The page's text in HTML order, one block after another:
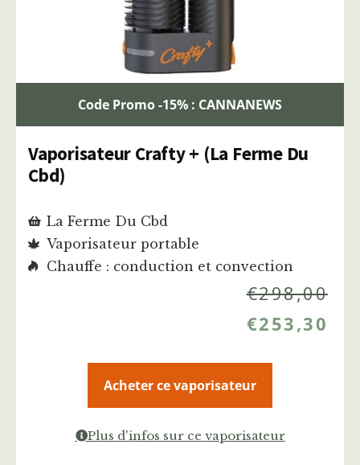
Code Promo -15% : CANNANEWS
Vaporisateur Crafty + (La Ferme Du
Cbd)
La Ferme Du Cbd
Vaporisateur portable
Chauffe : conduction et convection
€298,00
€253,30
Acheter ce vaporisateur
Plus d'infos sur ce vaporisateur